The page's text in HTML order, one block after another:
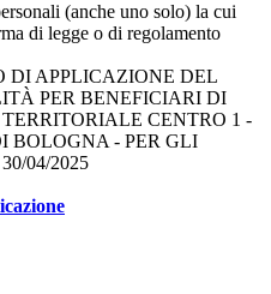
(anche uno solo) la cui
di legge o di regolamento
DI APPLICAZIONE DEL
PER BENEFICIARI DI
CENTRO 1 -
BOLOGNA - PER GLI
04/2025